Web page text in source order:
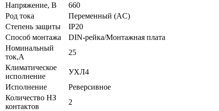
Напряжение, В
660
Род тока
Переменный (AC)
Степень защиты
IP20
Способ монтажа
DIN-рейка/Монтажная плата
Номинальный
ток,А
25
Климатическое
исполнение
УХЛ4
Исполнение
Реверсивное
Количество НЗ
контактов
2